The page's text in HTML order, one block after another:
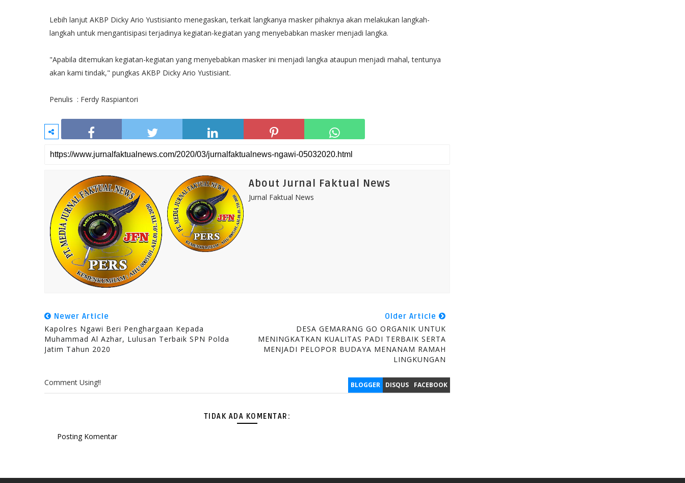
Lebih lanjut AKBP Dicky Ario Yustisianto menegaskan, terkait langkanya masker pihaknya akan melakukan langkah-
langkah untuk mengantisipasi terjadinya kegiatan-kegiatan yang menyebabkan masker menjadi langka.
"Apabila ditemukan kegiatan-kegiatan yang menyebabkan masker ini menjadi langka ataupun menjadi mahal, tentunya
akan kami tindak," pungkas AKBP Dicky Ario Yustisiant.
Penulis : Ferdy Raspiantori
About Jurnal Faktual News
Jurnal Faktual News
Newer Article
Kapolres Ngawi Beri Penghargaan Kepada
Muhammad Al Azhar, Lulusan Terbaik SPN Polda
Jatim Tahun 2020
Older Article
DESA GEMARANG GO ORGANIK UNTUK
MENINGKATKAN KUALITAS PADI TERBAIK SERTA
MENJADI PELOPOR BUDAYA MENANAM RAMAH
LINGKUNGAN
BLOGGER DISQUS FACEBOOK
Comment Using!!
TIDAK ADA KOMENTAR:
Posting Komentar